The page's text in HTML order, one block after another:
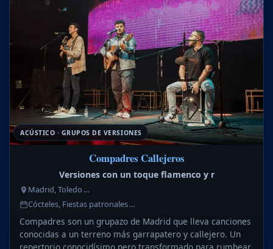
ACÚSTICO · GRUPOS DE VERSIONES
Compadres Callejeros
Versiones con un toque flamenco y r
Madrid, Toledo …
Cócteles, Fiestas patronales …
Compadres son un grupazo de Madrid que lleva canciones
conocidas a un terreno más garrapatero y callejero. Un